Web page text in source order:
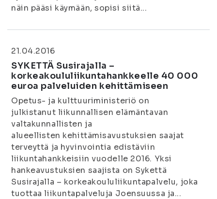
näin pääsi käymään, sopisi siitä...
21.04.2016
SYKETTÄ Susirajalla –
korkeakoululiikuntahankkeelle 40 000
euroa palveluiden kehittämiseen
Opetus- ja kulttuuriministeriö on
julkistanut liikunnallisen elämäntavan
valtakunnallisten ja
alueellisten kehittämisavustuksien saajat
terveyttä ja hyvinvointia edistäviin
liikuntahankkeisiin vuodelle 2016. Yksi
hankeavustuksien saajista on Sykettä
Susirajalla – korkeakoululiikuntapalvelu, joka
tuottaa liikuntapalveluja Joensuussa ja...